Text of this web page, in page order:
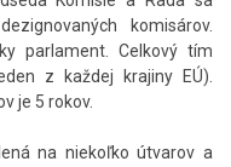
komisárov.
parlament. Celkový tím
z každej krajiny EÚ).
je 5 rokov.
na niekoľko útvarov a